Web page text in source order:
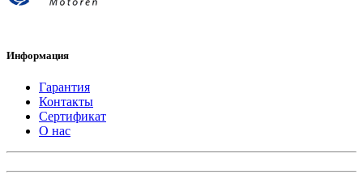
Информация
Гарантия
Контакты
Сертификат
О нас